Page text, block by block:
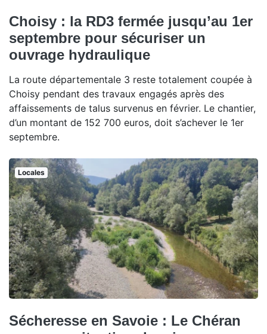
Choisy : la RD3 fermée jusqu’au 1er
septembre pour sécuriser un
ouvrage hydraulique
La route départementale 3 reste totalement coupée à
Choisy pendant des travaux engagés après des
affaissements de talus survenus en février. Le chantier,
d’un montant de 152 700 euros, doit s’achever le 1er
septembre.
Locales
Sécheresse en Savoie : Le Chéran